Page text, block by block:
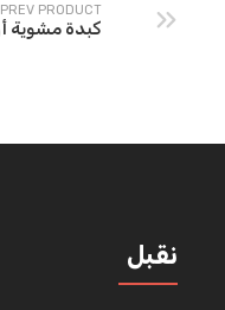
PREV PRODUCT
كبدة مشوية
نقبل